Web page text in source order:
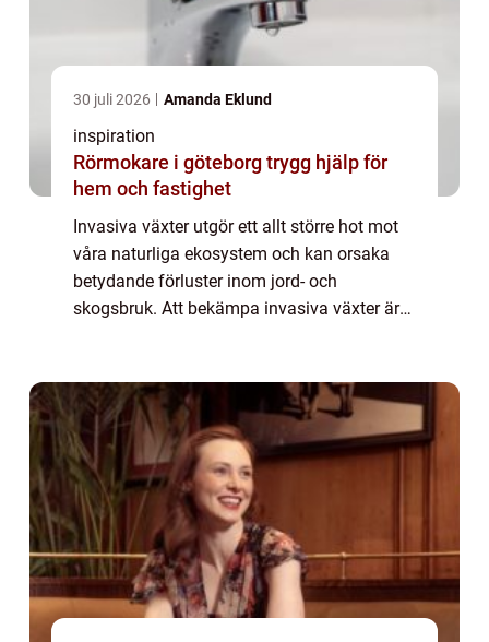
30 juli 2026 Amanda Eklund
inspiration
Rörmokare i göteborg trygg hjälp för
hem och fastighet
Invasiva växter utgör ett allt större hot mot
våra naturliga ekosystem och kan orsaka
betydande förluster inom jord- och
skogsbruk. Att bekämpa invasiva växter är